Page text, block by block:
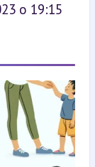
o 19:15